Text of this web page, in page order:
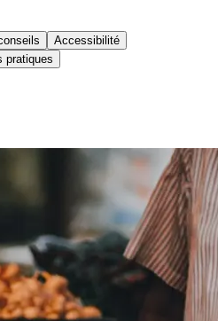
Accessibilité
pratiques